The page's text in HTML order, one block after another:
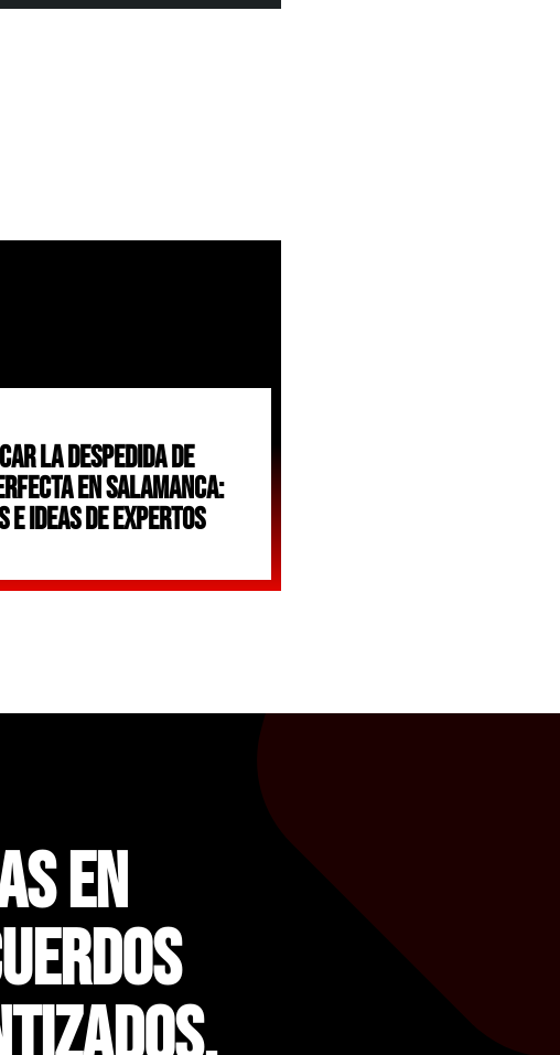
La Despedida De
En Salamanca:
E Ideas De Expertos
En